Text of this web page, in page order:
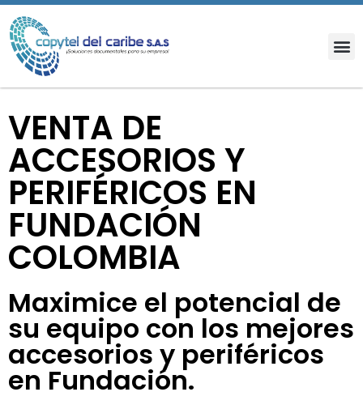
VENTA DE
ACCESORIOS Y
PERIFÉRICOS EN
FUNDACIÓN
COLOMBIA
Maximice el potencial de
su equipo con los mejores
accesorios y periféricos
en Fundación.